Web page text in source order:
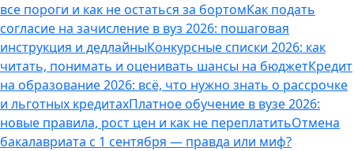
все пороги и как не остаться за бортомКак подать
согласие на зачисление в вуз 2026: пошаговая
инструкция и дедлайныКонкурсные списки 2026: как
читать, понимать и оценивать шансы на бюджетКредит
на образование 2026: всё, что нужно знать о рассрочке
и льготных кредитахПлатное обучение в вузе 2026:
новые правила, рост цен и как не переплатитьОтмена
бакалавриата с 1 сентября — правда или миф?